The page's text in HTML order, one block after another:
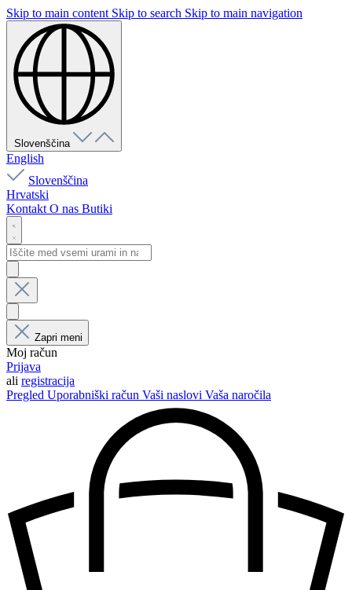
Skip to main content Skip to search Skip to main navigation
Slovenščina
English
Slovenščina
Hrvatski
Kontakt O nas Butiki
Zapri meni
Moj račun
Prijava
ali registracija
Pregled Uporabniški račun Vaši naslovi Vaša naročila